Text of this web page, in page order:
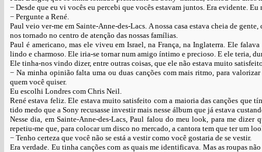
− Desde que eu vi vocês eu percebi que vocês estavam juntos. Era evidente.
− Pergunte a René.
Paul veio ver-me em Sainte-Anne-des-Lacs. A nossa casa estava cheia de
nos tornado no centro de atenção das nossas famílias.
Paul é americano, mas ele viveu em Israel, na França, na Inglaterra. Ele
lindo e charmoso. Ele iria-se tornar num amigo íntimo e precioso. E ele teria,
Ele tinha-nos vindo dizer, entre outras coisas, que ele não estava muito
− Na minha opinião falta uma ou duas canções com mais ritmo, para
quem você quiser.
Eu escolhi Londres com Chris Neil.
René estava feliz. Ele estava muito satisfeito com a maioria das canções que
tido medo que a Sony recusasse investir mais nesse álbum que já estava
Nesse dia, em Sainte-Anne-des-Lacs, Paul falou do meu look, para me
repetiu-me que, para colocar um disco no mercado, a cantora tem que ter um
− Tenho certeza que você não se está a vestir como você gostaria de se vestir.
Era verdade. Eu tinha canções com as quais me identificava. Mas as roupas